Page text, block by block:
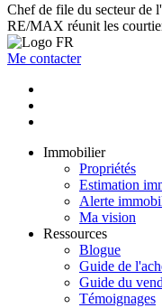
Chef de file du secteur de
RE/MAX réunit les
Me contacter
Immobilier
Propriétés
Estimation
Alerte
Ma vision
Ressources
Blogue
Guide de
Guide du
Témoignages